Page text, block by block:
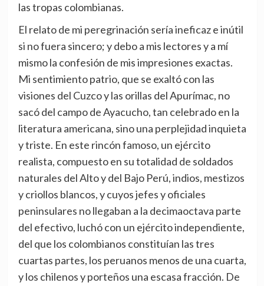
las tropas colombianas.
El relato de mi peregrinación sería ineficaz e inútil
si no fuera sincero; y debo a mis lectores y a mí
mismo la confesión de mis impresiones exactas.
Mi sentimiento patrio, que se exaltó con las
visiones del Cuzco y las orillas del Apurímac, no
sacó del campo de Ayacucho, tan celebrado en la
literatura americana, sino una perplejidad inquieta
y triste. En este rincón famoso, un ejército
realista, compuesto en su totalidad de soldados
naturales del Alto y del Bajo Perú, indios, mestizos
y criollos blancos, y cuyos jefes y oficiales
peninsulares no llegaban a la decimaoctava parte
del efectivo, luchó con un ejército independiente,
del que los colombianos constituían las tres
cuartas partes, los peruanos menos de una cuarta,
y los chilenos y porteños una escasa fracción. De